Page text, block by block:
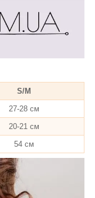
S/M
27-28 см
20-21 см
54 см